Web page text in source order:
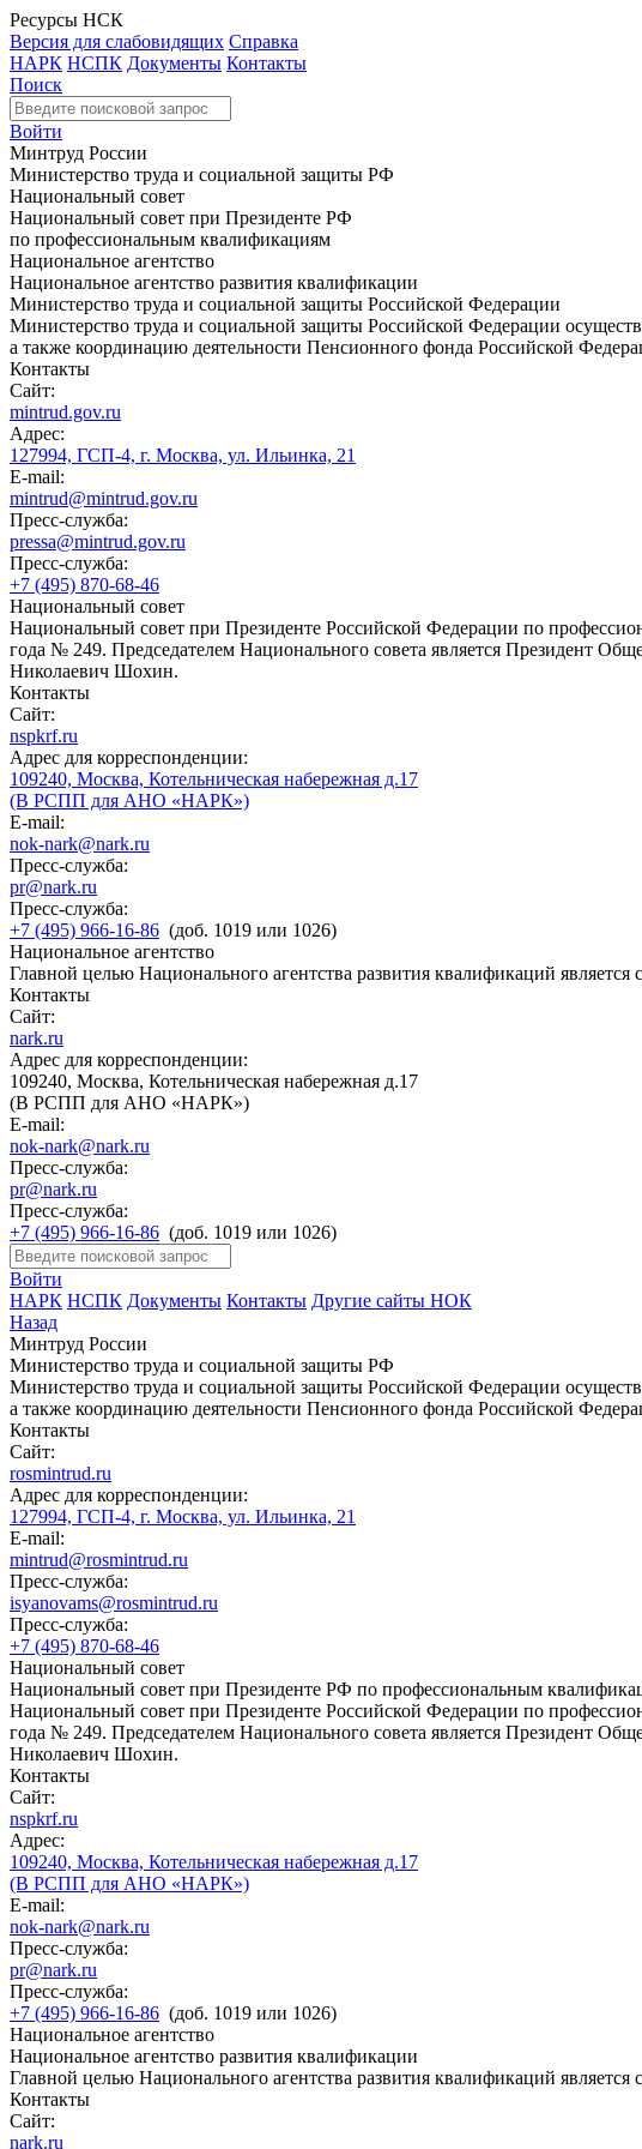
Ресурсы НСК
Версия для слабовидящих Справка
НАРК НСПК Документы Контакты
Поиск
Войти
Минтруд России
Министерство труда и социальной защиты РФ
Национальный совет
Национальный совет при Президенте РФ
по профессиональным квалификациям
Национальное агентство
Национальное агентство развития квалификации
Министерство труда и социальной защиты Российской Федерации
Министерство труда и социальной защиты Российской Федерации
а также координацию деятельности Пенсионного фонда Российской
Контакты
Сайт:
mintrud.gov.ru
Адрес:
127994, ГСП-4, г. Москва, ул. Ильинка, 21
E-mail:
mintrud@mintrud.gov.ru
Пресс-служба:
pressa@mintrud.gov.ru
Пресс-служба:
+7 (495) 870-68-46
Национальный совет
Национальный совет при Президенте Российской Федерации по
года № 249. Председателем Национального совета является Президент
Николаевич Шохин.
Контакты
Сайт:
nspkrf.ru
Адрес для корреспонденции:
109240, Москва, Котельническая набережная д.17
(В РСПП для АНО «НАРК»)
E-mail:
nok-nark@nark.ru
Пресс-служба:
pr@nark.ru
Пресс-служба:
+7 (495) 966-16-86 (доб. 1019 или 1026)
Национальное агентство
Главной целью Национального агентства развития квалификаций
Контакты
Сайт:
nark.ru
Адрес для корреспонденции:
109240, Москва, Котельническая набережная д.17
(В РСПП для АНО «НАРК»)
E-mail:
nok-nark@nark.ru
Пресс-служба:
pr@nark.ru
Пресс-служба:
+7 (495) 966-16-86 (доб. 1019 или 1026)
Войти
НАРК НСПК Документы Контакты Другие сайты НОК
Назад
Минтруд России
Министерство труда и социальной защиты РФ
Министерство труда и социальной защиты Российской Федерации
а также координацию деятельности Пенсионного фонда Российской
Контакты
Сайт:
rosmintrud.ru
Адрес для корреспонденции:
127994, ГСП-4, г. Москва, ул. Ильинка, 21
E-mail:
mintrud@rosmintrud.ru
Пресс-служба:
isyanovams@rosmintrud.ru
Пресс-служба:
+7 (495) 870-68-46
Национальный совет
Национальный совет при Президенте РФ по профессиональным
Национальный совет при Президенте Российской Федерации по
года № 249. Председателем Национального совета является Президент
Николаевич Шохин.
Контакты
Сайт:
nspkrf.ru
Адрес:
109240, Москва, Котельническая набережная д.17
(В РСПП для АНО «НАРК»)
E-mail:
nok-nark@nark.ru
Пресс-служба:
pr@nark.ru
Пресс-служба:
+7 (495) 966-16-86 (доб. 1019 или 1026)
Национальное агентство
Национальное агентство развития квалификации
Главной целью Национального агентства развития квалификаций
Контакты
Сайт:
nark.ru